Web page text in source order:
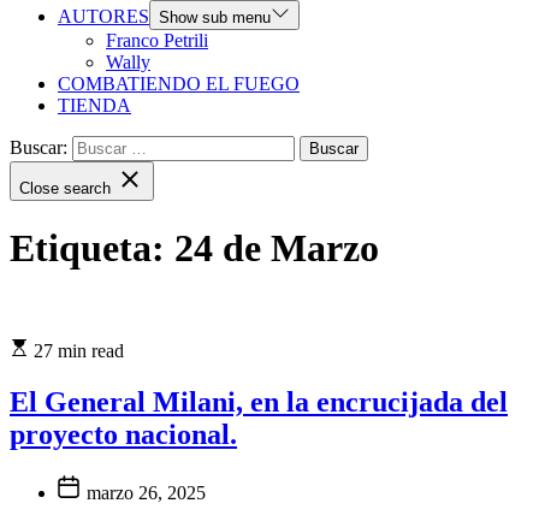
AUTORES Show sub menu
Franco Petrili
Wally
COMBATIENDO EL FUEGO
TIENDA
Buscar:
Close search
Etiqueta: 24 de Marzo
27 min read
El General Milani, en la encrucijada del
proyecto nacional.
marzo 26, 2025